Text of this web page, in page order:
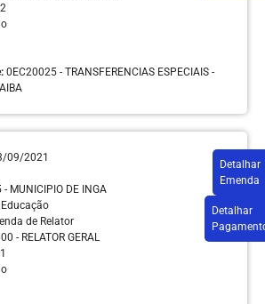
0EC20025 - TRANSFERENCIAS ESPECIAIS -
09/2021
MUNICIPIO DE INGA
de Relator
- RELATOR GERAL
Detalhar
Emenda
Detalhar